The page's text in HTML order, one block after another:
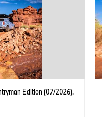
Edition (07/2026).